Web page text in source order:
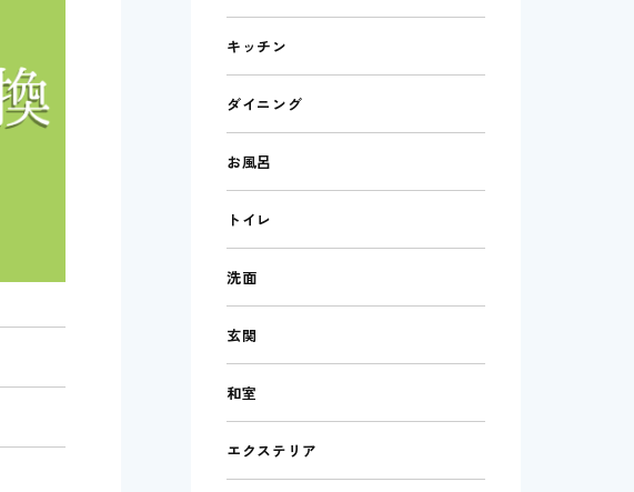
キッチン
ダイニング
お風呂
トイレ
洗面
玄関
和室
エクステリア